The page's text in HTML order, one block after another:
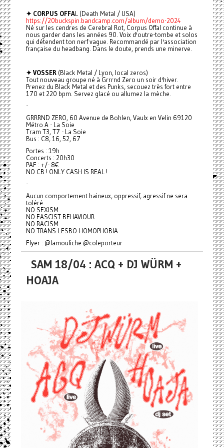
✦ CORPUS OFFAL (Death Metal / USA)
https://20buckspin.bandcamp.com/album/demo-2024
Né sur les cendres de Cerebral Rot, Corpus Offal continue à
nous garder dans les années 90. Voix d'outre-tombe et solos
qui détendent ton nerf vague. Recommandé par l'association
française du headbang. Dans le doute, prends une minerve.
✦ VOSSER(Black Metal / Lyon, local zeros)
Tout nouveau groupe né à Grrrnd Zero un soir d'hiver.
Prenez du Black Metal et des Punks, secouez très fort entre
170 et 220 bpm. Servez glacé ou allumez la mèche.
-
GRRRND ZERO, 60 Avenue de Bohlen, Vaulx en Velin 69120
Métro A - La Soie
Tram T3, T7 - La Soie
Bus : C8, 16, 52, 67
Portes : 19h
Concerts : 20h30
PAF : +/- 8€
NO CB ! ONLY CASH IS REAL !
-
Aucun comportement haineux, oppressif, agressif ne sera
toléré.
NO SEXISM
NO FASCIST BEHAVIOUR
NO RACISM
NO TRANS-LESBO-HOMOPHOBIA
Flyer : @lamouliche @coleporteur
SAM 18/04 : ACQ + DJ WÜRM +
HOAJA